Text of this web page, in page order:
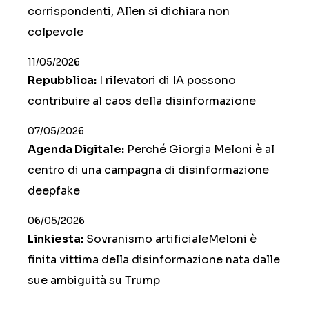
corrispondenti, Allen si dichiara non
colpevole
11/05/2026
Repubblica: I rilevatori di IA possono
contribuire al caos della disinformazione
07/05/2026
Agenda Digitale: Perché Giorgia Meloni è al
centro di una campagna di disinformazione
deepfake
06/05/2026
Linkiesta: Sovranismo artificialeMeloni è
finita vittima della disinformazione nata dalle
sue ambiguità su Trump